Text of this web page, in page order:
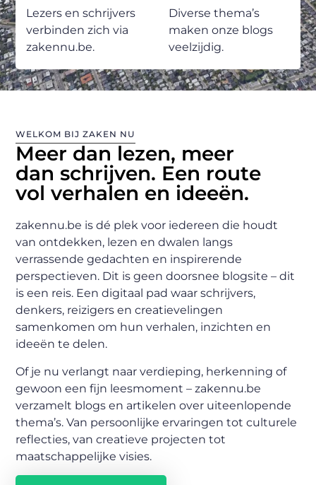
Lezers en schrijvers
verbinden zich via
zakennu.be.
Diverse thema’s
maken onze blogs
veelzijdig.
WELKOM BIJ ZAKEN NU
Meer dan lezen, meer
dan schrijven. Een route
vol verhalen en ideeën.
zakennu.be is dé plek voor iedereen die houdt
van ontdekken, lezen en dwalen langs
verrassende gedachten en inspirerende
perspectieven. Dit is geen doorsnee blogsite – dit
is een reis. Een digitaal pad waar schrijvers,
denkers, reizigers en creatievelingen
samenkomen om hun verhalen, inzichten en
ideeën te delen.
Of je nu verlangt naar verdieping, herkenning of
gewoon een fijn leesmoment – zakennu.be
verzamelt blogs en artikelen over uiteenlopende
thema’s. Van persoonlijke ervaringen tot culturele
reflecties, van creatieve projecten tot
maatschappelijke visies.